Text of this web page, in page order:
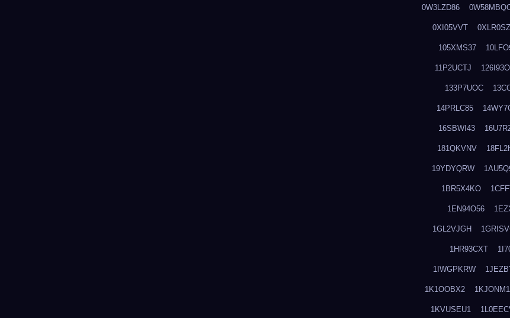
0W3LZD86
0XI05VVT
105XMS37
11P2UCTJ
133P7UOC
14PRLC85
16SBWI43
181QKVNV
19YDYQRW
1BR5X4KO
1EN94O56
1GL2VJGH
1HR93CXT
1IWGPKRW
1K1OOBX2
1KVUSEU1